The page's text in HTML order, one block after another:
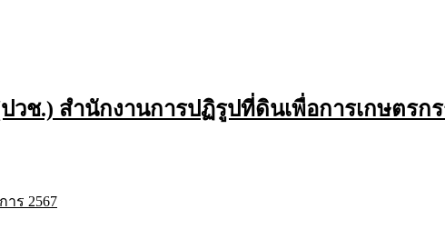
ช.) สำนักงานการปฏิรูปที่ดินเพื่อการเกษตรก